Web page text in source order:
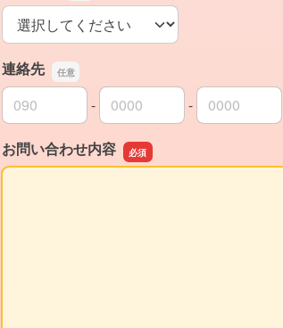
都道府県
連絡先
連絡先の市外局番
-
連絡先の市内局番 -
連絡先の加入者番号
お問い合わせ内容
お問い合わせ内容